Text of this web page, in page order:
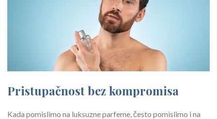
Pristupačnost bez kompromisa
Kada pomislimo na luksuzne parfeme, često pomislimo i na